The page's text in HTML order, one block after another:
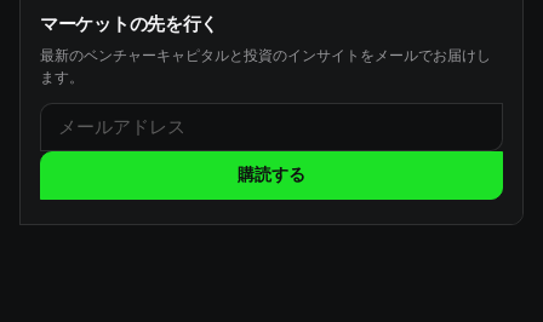
マーケットの先を行く
最新のベンチャーキャピタルと投資のインサイトをメールでお届けし
ます。
購読する